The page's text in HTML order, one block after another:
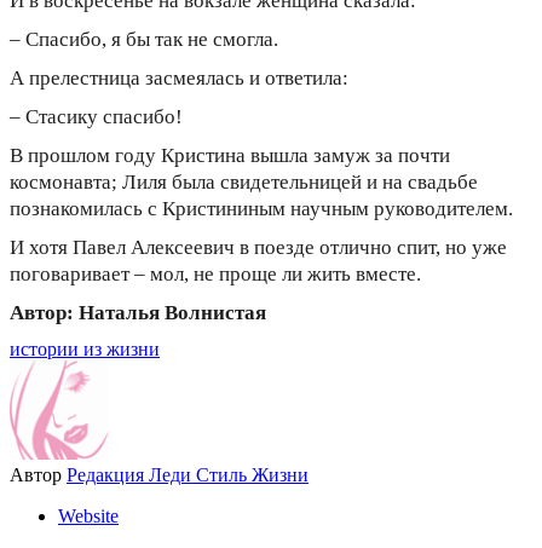
– Спасибо, я бы так не смогла.
А прелестница засмеялась и ответила:
– Стасику спасибо!
В прошлом году Кристина вышла замуж за почти
космонавта; Лиля была свидетельницей и на свадьбе
познакомилась с Кристининым научным руководителем.
И хотя Павел Алексеевич в поезде отлично спит, но уже
поговаривает – мол, не проще ли жить вместе.
Автор: Наталья Волнистая
истории из жизни
Автор Редакция Леди Стиль Жизни
Website